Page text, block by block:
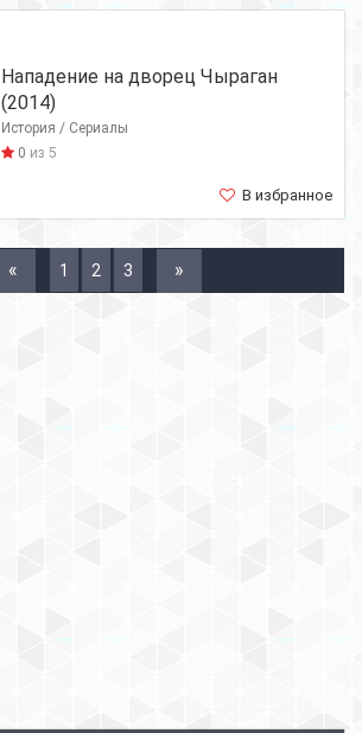
Нападение на дворец Чыраган
(2014)
История / Сериалы
0 из 5
В избранное
« 1 2 3 »